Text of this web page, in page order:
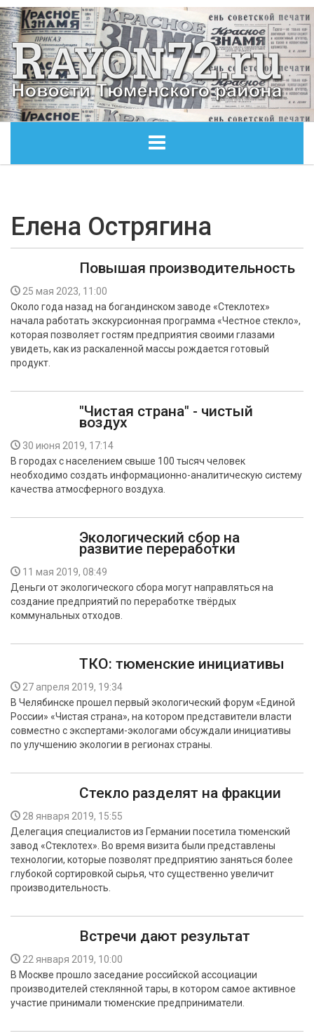
ОБЩЕСТВО
ЭКОНОМИКА
КУЛЬТУРА
БЕЗОПАСНОСТЬ
СПОРТ
АРХИВ PDF
Елена Острягина
Повышая производительность
25 мая 2023, 11:00
Около года назад на богандинском заводе «Стеклотех»
начала работать экскурсионная программа «Честное стекло»,
которая позволяет гостям предприятия своими глазами
увидеть, как из раскаленной массы рождается готовый
продукт.
"Чистая страна" - чистый
воздух
30 июня 2019, 17:14
В городах с населением свыше 100 тысяч человек
необходимо создать информационно-аналитическую систему
качества атмосферного воздуха.
Экологический сбор на
развитие переработки
11 мая 2019, 08:49
Деньги от экологического сбора могут направляться на
создание предприятий по переработке твёрдых
коммунальных отходов.
ТКО: тюменские инициативы
27 апреля 2019, 19:34
В Челябинске прошел первый экологический форум «Единой
России» «Чистая страна», на котором представители власти
совместно с экспертами-экологами обсуждали инициативы
по улучшению экологии в регионах страны.
Стекло разделят на фракции
28 января 2019, 15:55
Делегация специалистов из Германии посетила тюменский
завод «Стеклотех». Во время визита были представлены
технологии, которые позволят предприятию заняться более
глубокой сортировкой сырья, что существенно увеличит
производительность.
Встречи дают результат
22 января 2019, 10:00
В Москве прошло заседание российской ассоциации
производителей стеклянной тары, в котором самое активное
участие принимали тюменские предприниматели.